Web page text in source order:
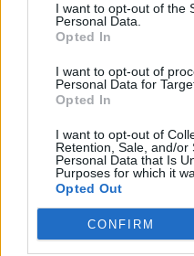
I want to opt-out of the
Personal Data.
Opted In
I want to opt-out of
Personal Data for
Opted In
I want to opt-out of
Retention, Sale, and/or
Personal Data that Is
Purposes for which it
Opted Out
CONFIRM
ALTO MILANESE
102mila euro
donatori: 8
grazie al